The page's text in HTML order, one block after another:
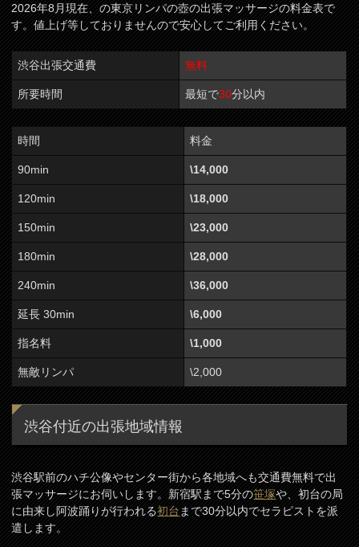
2026年8月現在、の東京リンパの壺の出張マッサージの料金表で
す。値上げ等しておりませんので安心してご利用ください。
渋谷出張交通費 無料
所要時間 最短で30分以内
時間 料金
90min \14,000
120min \18,000
150min \23,000
180min \28,000
240min \36,000
延長 30min \6,000
指名料 \1,000
無敵リンパ \2,000
渋谷付近の出張地域情報
渋谷駅前のハチ公像やセンター街から各地域へも交通費無料で出
張マッサージにお伺いします。新宿駅まで5分の笹塚や、初台の局
に由来し阿波踊りが行われる初台まで30分以内でセラピストを派
遣します。